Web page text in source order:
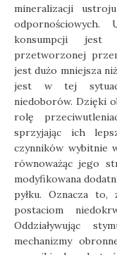
mineralizacji
konsumpcji jest
przetworzonej
jest dużo mniejsza
jest w tej sytuacji
niedoborów. Dzięki
rolę
sprzyjając ich
czynników wybitnie
równoważąc jego
modyfikowana
pyłku. Oznacza to,
postaciom
Oddziaływując
mechanizmy